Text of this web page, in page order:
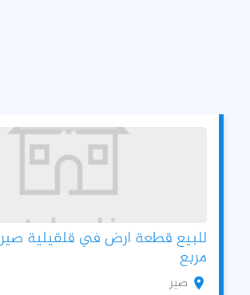
مربع
صير